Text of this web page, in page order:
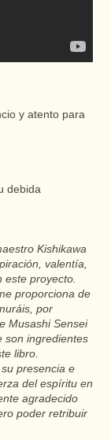
y atento para
debida
Kishikawa
valentía,
proyecto.
proporciona de
por
Musashi Sensei
son ingredientes
libro.
presencia e
del espíritu en
agradecido
poder retribuir